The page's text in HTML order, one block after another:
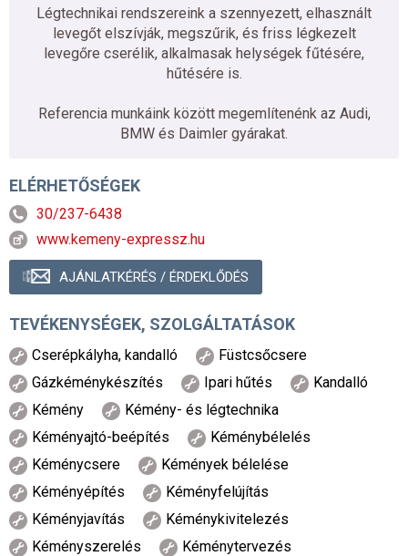
Légtechnikai rendszereink a szennyezett, elhasznált
levegőt elszívják, megszűrik, és friss légkezelt
levegőre cserélik, alkalmasak helységek fűtésére,
hűtésére is.
Referencia munkáink között megemlítenénk az Audi,
BMW és Daimler gyárakat.
ELÉRHETŐSÉGEK
30/237-6438
www.kemeny-expressz.hu
AJÁNLATKÉRÉS / ÉRDEKLŐDÉS
TEVÉKENYSÉGEK, SZOLGÁLTATÁSOK
Cserépkályha, kandalló
Füstcsőcsere
Gázkéménykészítés
Ipari hűtés
Kandalló
Kémény
Kémény- és légtechnika
Kéményajtó-beépítés
Kéménybélelés
Kéménycsere
Kémények bélelése
Kéményépítés
Kéményfelújítás
Kéményjavítás
Kéménykivitelezés
Kéményszerelés
Kéménytervezés